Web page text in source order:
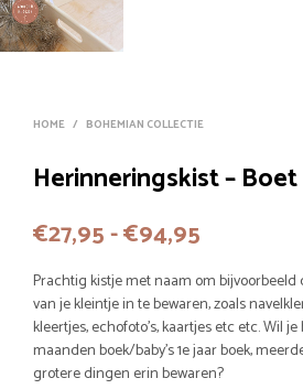
HOME / BOHEMIAN COLLECTIE
Herinneringskist – Boet
€27,95-€94,95
€27,95
tot
€94,95
Prachtig kistje met naam om
van je kleintje in te bewaren, zoals
kleertjes, echofoto’s, kaartjes etc etc. Wil
maanden boek/baby’s 1e jaar boek,
grotere dingen erin bewaren?